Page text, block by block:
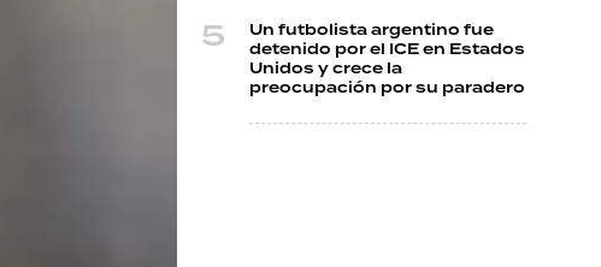
Un futbolista argentino fue
detenido por el ICE en Estados
Unidos y crece la
preocupación por su paradero